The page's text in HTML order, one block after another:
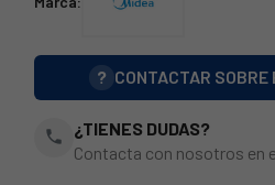
? CONTACTAR SOBRE
phone
¿TIENES DUDAS?
Contacta con nosotros en